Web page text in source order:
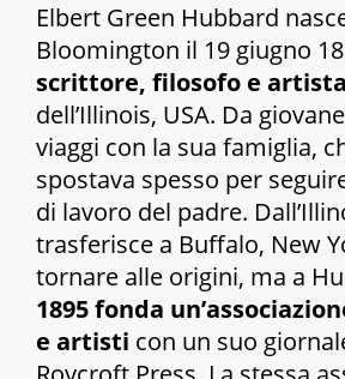
Elbert Green Hubbard
Bloomington il 19 giugno
scrittore, filosofo e artista
dell’Illinois, USA. Da
viaggi con la sua famiglia,
spostava spesso per
di lavoro del padre.
trasferisce a Buffalo, New
tornare alle origini, ma a
1895 fonda
e artisti con un suo